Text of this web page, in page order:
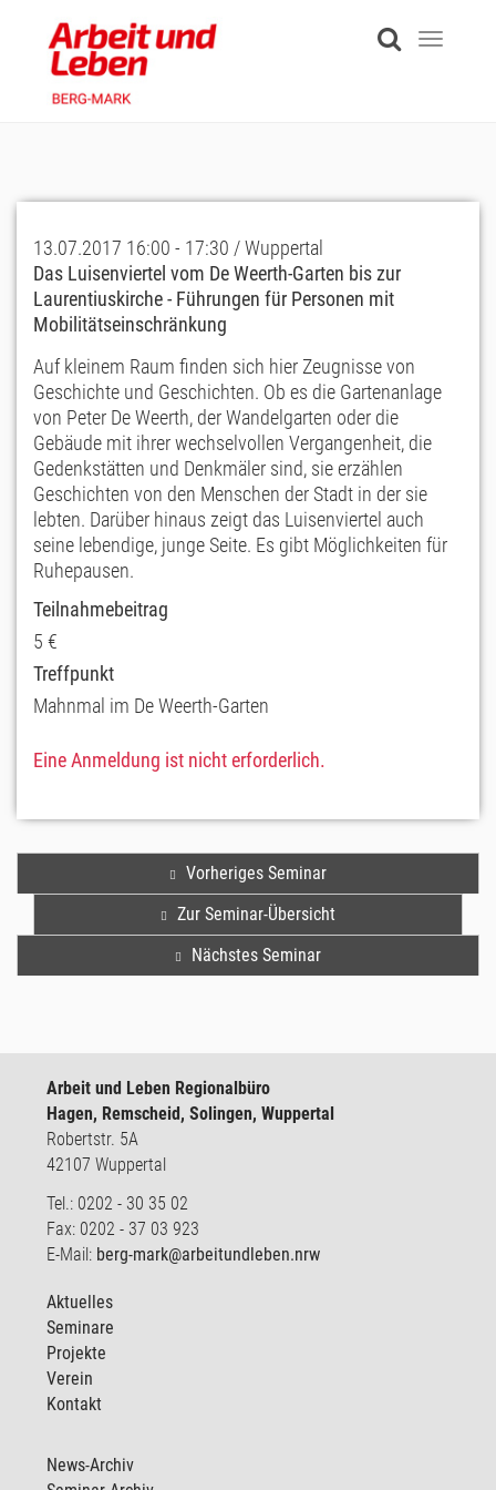
content
Toggle
13.07.2017 16:00 - 17:30 / Wuppertal
Das Luisenviertel vom De Weerth-Garten bis zur
Laurentiuskirche - Führungen für Personen mit
Mobilitätseinschränkung
Auf kleinem Raum finden sich hier Zeugnisse von
Geschichte und Geschichten. Ob es die Gartenanlage
von Peter De Weerth, der Wandelgarten oder die
Gebäude mit ihrer wechselvollen Vergangenheit, die
Gedenkstätten und Denkmäler sind, sie erzählen
Geschichten von den Menschen der Stadt in der sie
lebten. Darüber hinaus zeigt das Luisenviertel auch
seine lebendige, junge Seite. Es gibt Möglichkeiten für
Ruhepausen.
Teilnahmebeitrag
5 €
Treffpunkt
Mahnmal im De Weerth-Garten
Eine Anmeldung ist nicht erforderlich.
Vorheriges Seminar
Zur Seminar-Übersicht
Nächstes Seminar
Arbeit und Leben Regionalbüro
Hagen, Remscheid, Solingen, Wuppertal
Robertstr. 5A
42107 Wuppertal
Tel.: 0202 - 30 35 02
Fax: 0202 - 37 03 923
E-Mail: berg-mark@arbeitundleben.nrw
Aktuelles
Seminare
Projekte
Verein
Kontakt
News-Archiv